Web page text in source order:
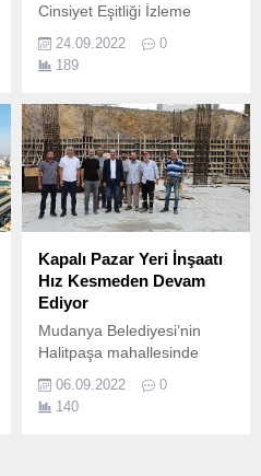
Cinsiyet Eşitliği İzleme
Ankara’da düzenlenen
Toplumsal Cinsiyet Eşitliği
24.09.2022
0
189
Kapalı Pazar Yeri İnşaatı
Hız Kesmeden Devam
Ediyor
Mudanya Belediyesi’nin
Halitpaşa mahallesinde
ve ortak kullanım alanları ile
birlikte planladığı Kapalı
06.09.2022
0
140